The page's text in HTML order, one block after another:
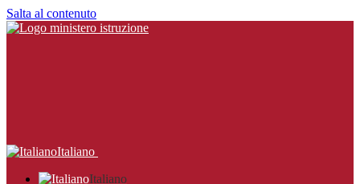
Salta al contenuto
Italiano
Italiano